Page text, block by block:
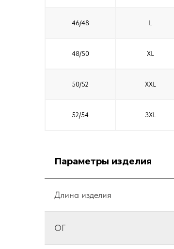
46/48 L
48/50 XL
50/52 XXL
52/54 3XL
Параметры изделия
Длина изделия
ОГ